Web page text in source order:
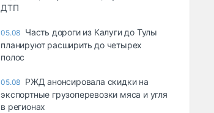
ДТП
05.08 Часть дороги из Калуги до Тулы
планируют расширить до четырех
полос
05.08 РЖД анонсировала скидки на
экспортные грузоперевозки мяса и угля
в регионах